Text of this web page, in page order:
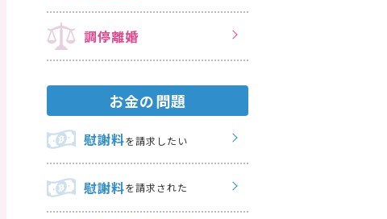
調停離婚
お金の問題
慰謝料を請求したい
慰謝料を請求された